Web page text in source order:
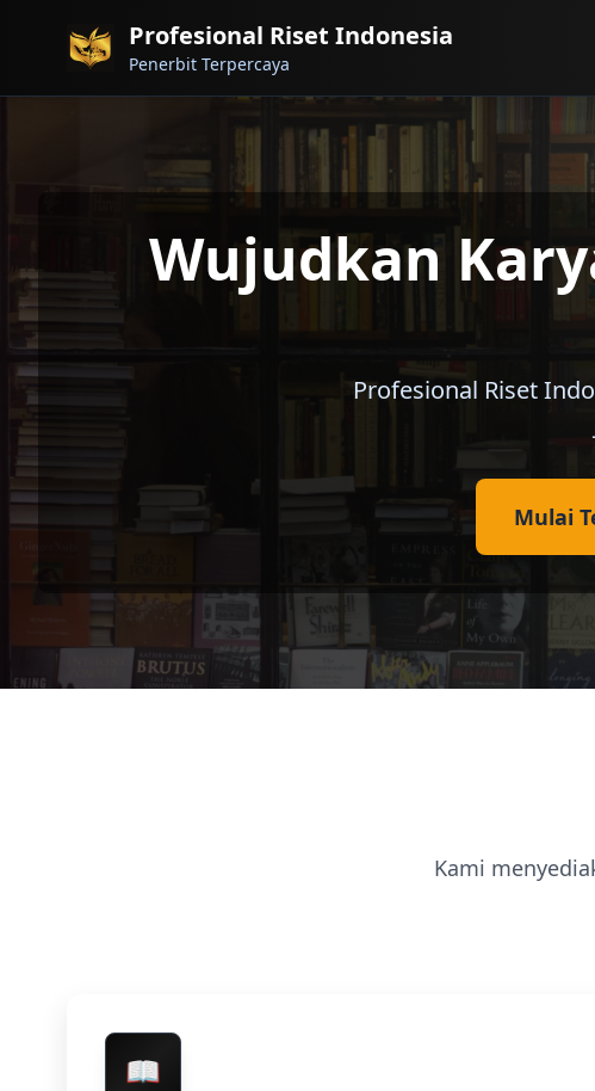
Profesional Riset Indonesia
Penerbit Terpercaya
Wujudkan
Profesional Riset
Mulai
Kami
📖